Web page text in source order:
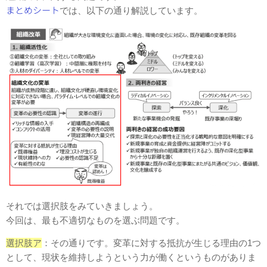
まとめシートでは、以下の通り解説しています。
それでは選択肢をみていきましょう。
今回は、最も不適切なものを選ぶ問題です。
選択肢ア ：その通りです。変⾰に対する抵抗が⽣じる理由の1つ
として、現状を維持しようという⼒が働くというものがありま